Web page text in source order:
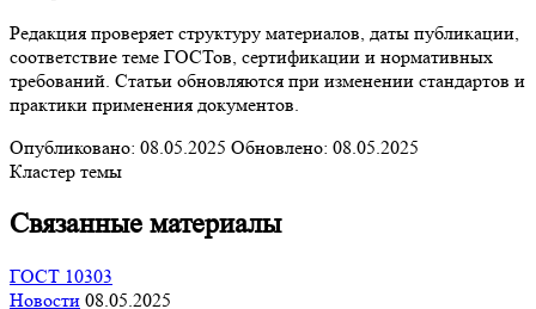
Редакция проверяет структуру материалов, даты публикации,
соответствие теме ГОСТов, сертификации и нормативных
требований. Статьи обновляются при изменении стандартов и
практики применения документов.
Опубликовано: 08.05.2025 Обновлено: 08.05.2025
Кластер темы
Связанные материалы
ГОСТ 10303
Новости 08.05.2025